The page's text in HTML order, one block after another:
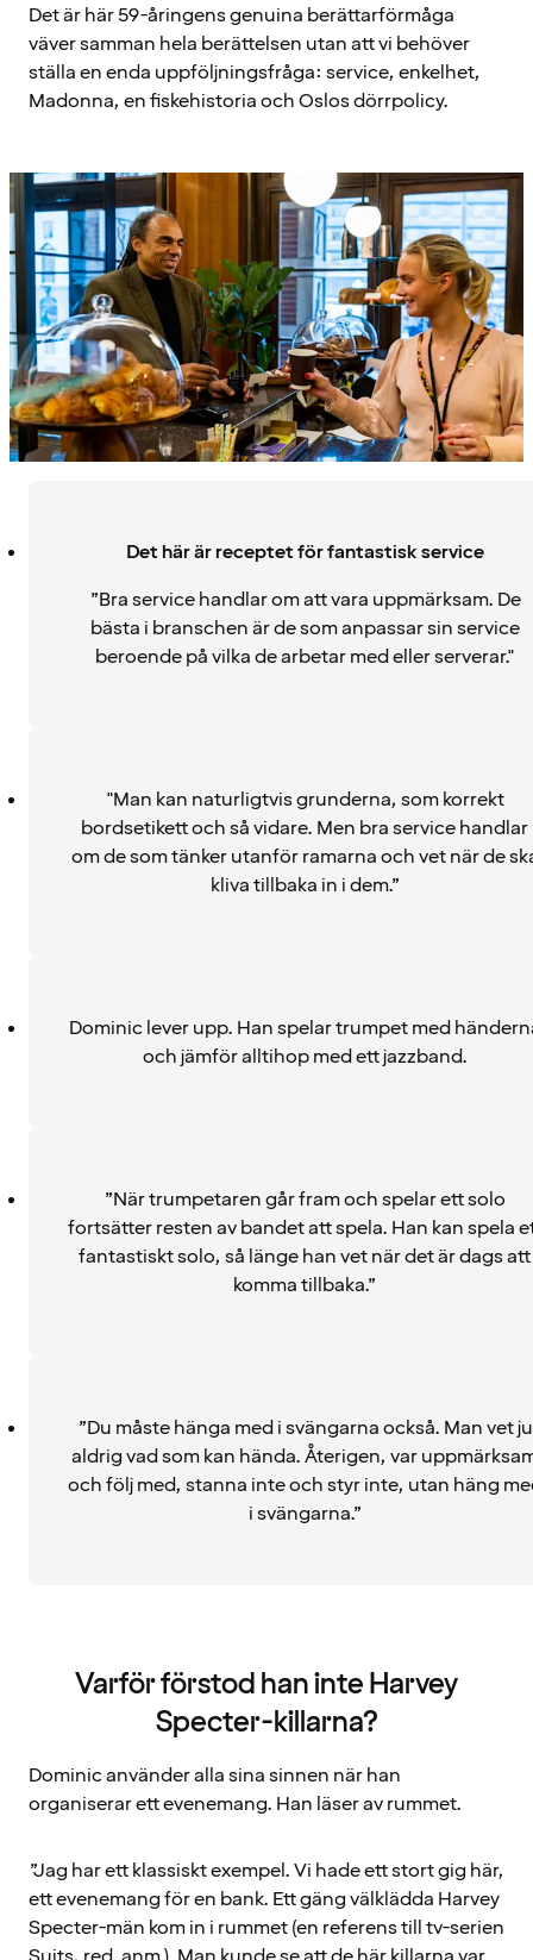
Det är här 59-åringens genuina berättarförmåga
väver samman hela berättelsen utan att vi behöver
ställa en enda uppföljningsfråga: service, enkelhet,
Madonna, en fiskehistoria och Oslos dörrpolicy.
Det här är receptet för fantastisk service
”Bra service handlar om att vara uppmärksam. De
bästa i branschen är de som anpassar sin service
beroende på vilka de arbetar med eller serverar."
"Man kan naturligtvis grunderna, som korrekt
bordsetikett och så vidare. Men bra service handlar
om de som tänker utanför ramarna och vet när de
kliva tillbaka in i dem.”
Dominic lever upp. Han spelar trumpet med
och jämför alltihop med ett jazzband.
”När trumpetaren går fram och spelar ett solo
fortsätter resten av bandet att spela. Han kan spela
fantastiskt solo, så länge han vet när det är dags att
komma tillbaka.”
”Du måste hänga med i svängarna också. Man vet ju
aldrig vad som kan hända. Återigen, var
och följ med, stanna inte och styr inte, utan häng
i svängarna.”
Varför förstod han inte Harvey
Specter-killarna?
Dominic använder alla sina sinnen när han
organiserar ett evenemang. Han läser av rummet.
”Jag har ett klassiskt exempel. Vi hade ett stort gig här,
ett evenemang för en bank. Ett gäng välklädda Harvey
Specter-män kom in i rummet (en referens till tv-serien